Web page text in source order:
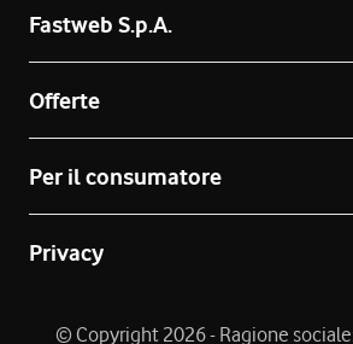
Fastweb S.p.A.
Offerte
Per il consumatore
Privacy
© Copyright 2026 - Ragione sociale: